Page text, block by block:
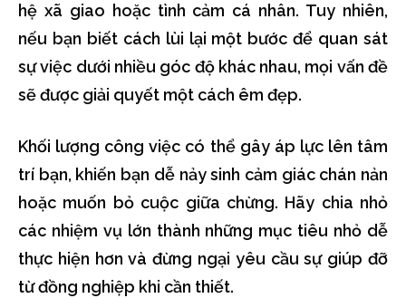
hệ xã giao hoặc tình cảm cá nhân. Tuy nhiên,
nếu bạn biết cách lùi lại một bước để quan sát
sự việc dưới nhiều góc độ khác nhau, mọi vấn đề
sẽ được giải quyết một cách êm đẹp.
Khối lượng công việc có thể gây áp lực lên tâm
trí bạn, khiến bạn dễ nảy sinh cảm giác chán nản
hoặc muốn bỏ cuộc giữa chừng. Hãy chia nhỏ
các nhiệm vụ lớn thành những mục tiêu nhỏ dễ
thực hiện hơn và đừng ngại yêu cầu sự giúp đỡ
từ đồng nghiệp khi cần thiết.